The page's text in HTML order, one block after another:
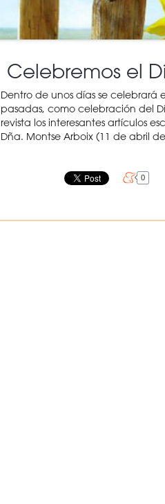
Celebremos el
Dentro de unos días se celebrará
pasadas, como celebración del
revista los interesantes artículos
Dña. Montse Arboix (11 de abril